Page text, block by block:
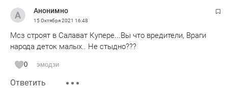
Анонимно
15 Октября 2021 16:48
Мсз строят в Салават Купере...Вы что вредители, Враги
народа деток малых.. Не стыдно???
0 эмодзи
Ответить